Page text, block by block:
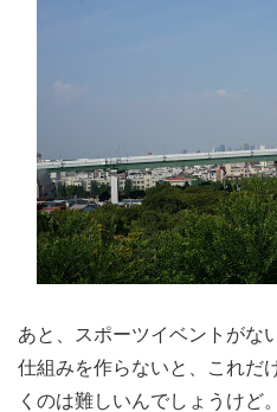
あと、スポーツイベントがな
仕組みを作らないと、これだ
くのは難しいんでしょうけど。